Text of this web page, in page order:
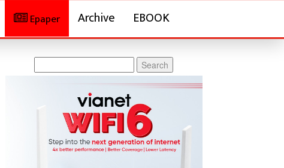
Epaper Archive EBOOK
for: